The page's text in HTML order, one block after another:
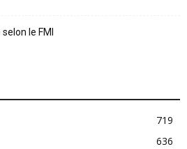
le FMI
719
636